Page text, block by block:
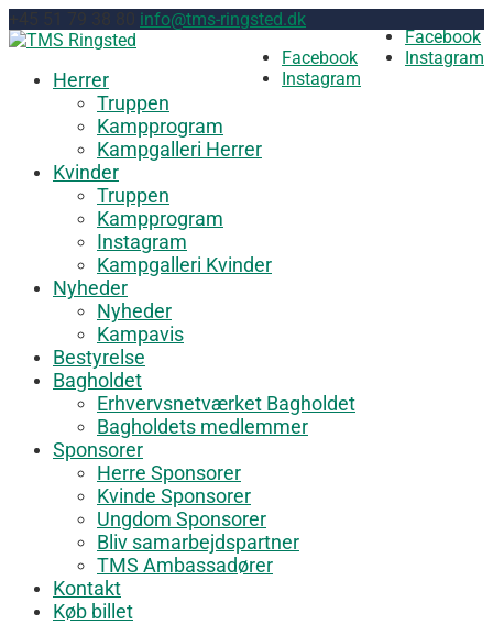
info@tms-ringsted.dk
Facebook
Instagram
Facebook
Instagram
Herrer
Truppen
Kampprogram
Kampgalleri Herrer
Kvinder
Truppen
Kampprogram
Instagram
Kampgalleri Kvinder
Nyheder
Nyheder
Kampavis
Bestyrelse
Bagholdet
Erhvervsnetværket Bagholdet
Bagholdets medlemmer
Sponsorer
Herre Sponsorer
Kvinde Sponsorer
Ungdom Sponsorer
Bliv samarbejdspartner
TMS Ambassadører
Kontakt
Køb billet